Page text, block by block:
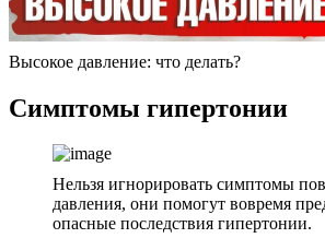
Высокое давление: что делать?
Симптомы гипертонии
Нельзя игнорировать симптомы
давления, они помогут вовремя
опасные последствия гипертонии.